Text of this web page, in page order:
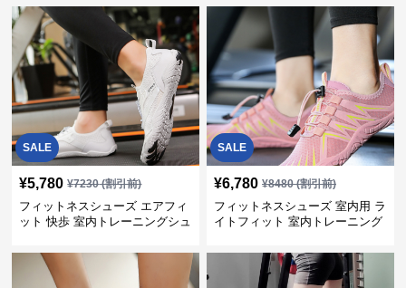
SALE
¥5,780 ¥7230(割引前)
フィットネスシューズ エアフィ
ット 快歩 室内トレーニングシュ
SALE
¥6,780 ¥8480(割引前)
フィットネスシューズ 室内用 ラ
イトフィット 室内トレーニング